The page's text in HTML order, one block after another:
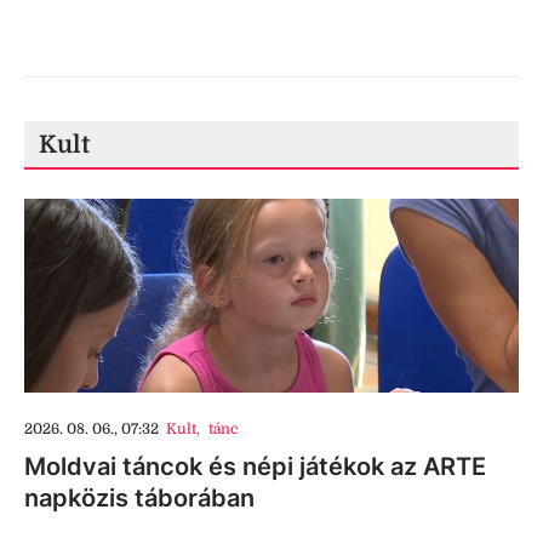
Kult
2026. 08. 06., 07:32 Kult, tánc
Moldvai táncok és népi játékok az ARTE
napközis táborában